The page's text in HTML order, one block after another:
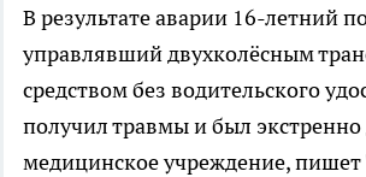
В результате аварии 16-летний
управлявший двухколёсным
средством без водительского
получил травмы и был экстренно
медицинское учреждение, пишет